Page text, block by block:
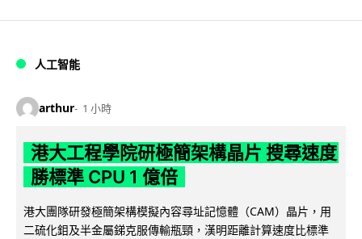
人工智能
arthur 1 小時
港大工程學院研極簡架構晶片 搜尋速度
勝標準 CPU 1 億倍
港大團隊研發極簡架構模擬內容尋址記憶體（CAM）晶片，用
二硫化鉬及半金屬銻克服傳輸瓶頸，漢明距離計算速度比標準